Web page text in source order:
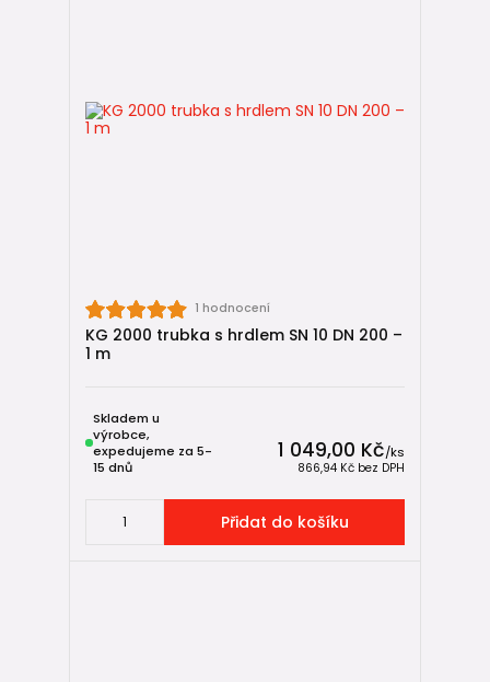
1 hodnocení
KG 2000 trubka s hrdlem SN 10 DN 200 –
1 m
1 049,00 Kč/ks
866,94 Kč bez DPH
Skladem u
výrobce,
expedujeme za 5-
15 dnů
Přidat do košíku